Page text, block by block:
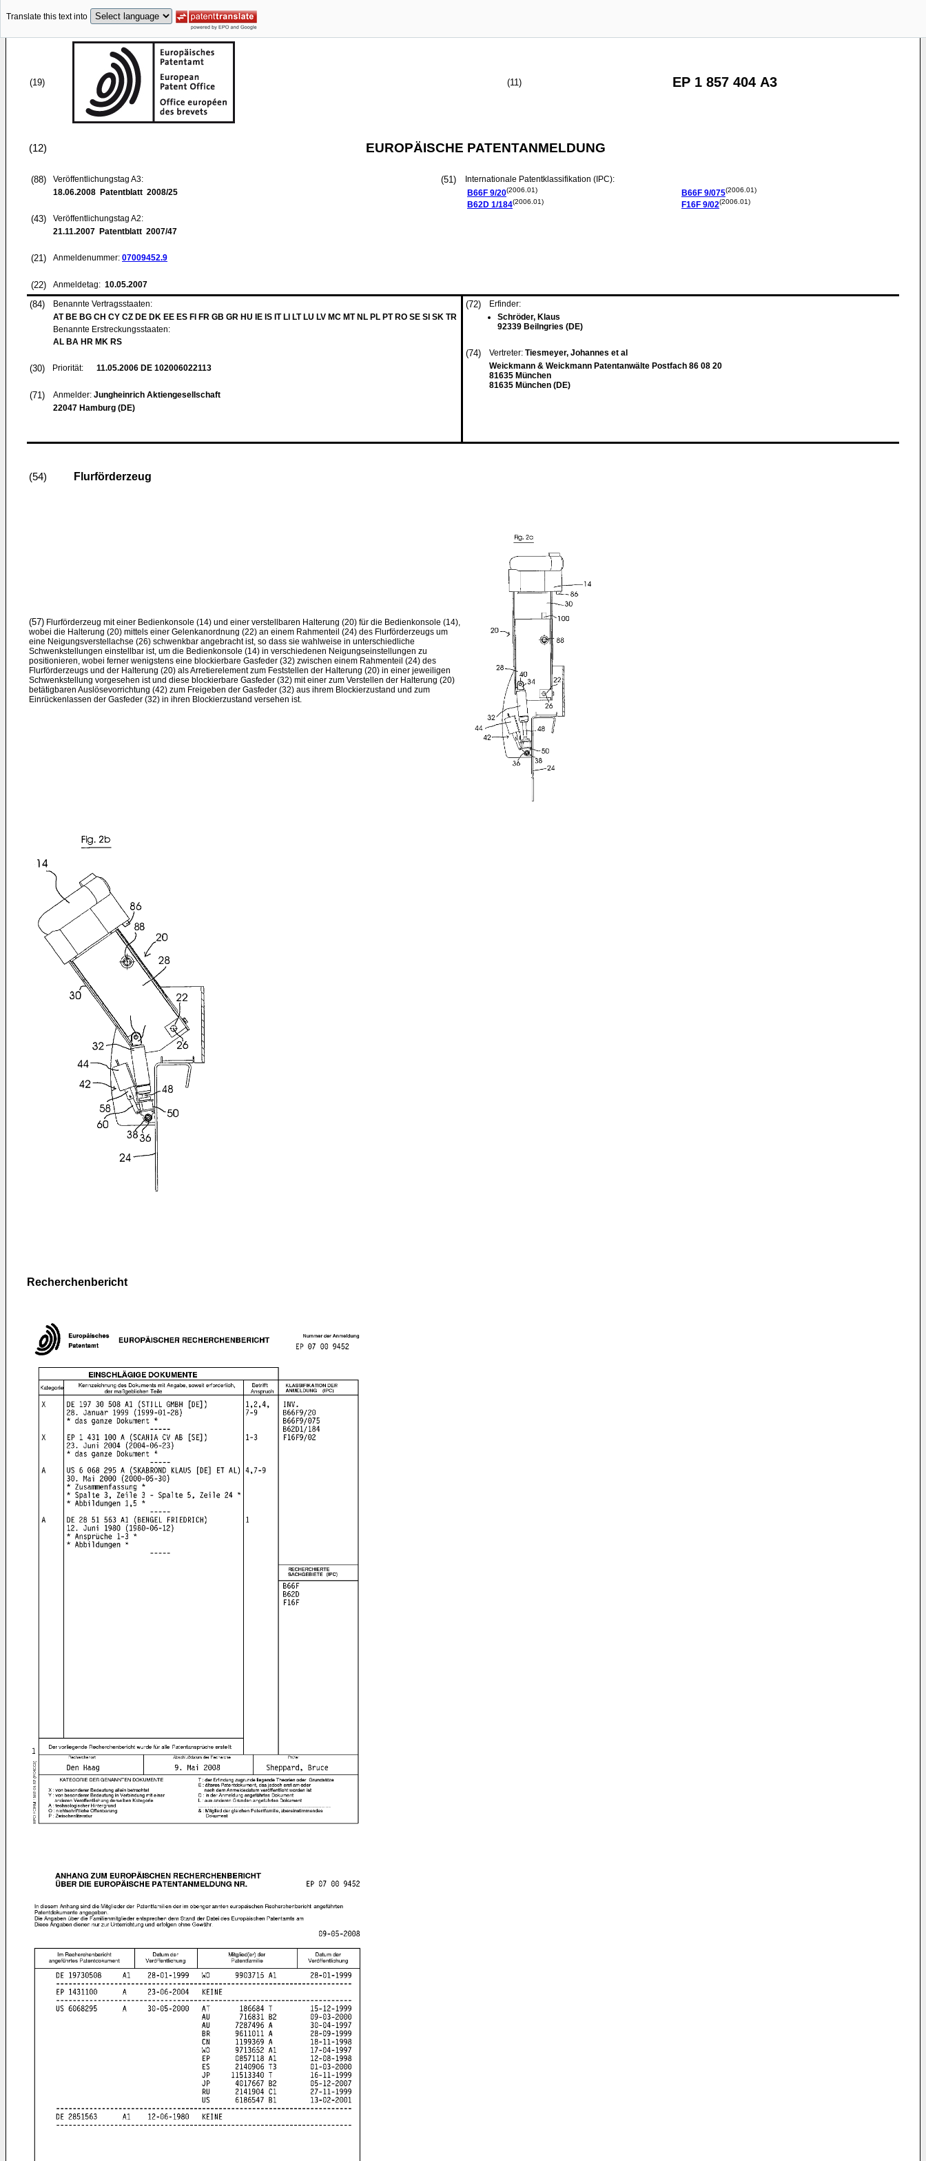
Translate this text into
(19) (11) EP 1 857 404 A3
(12) EUROPÄISCHE PATENTANMELDUNG
(88)
Veröffentlichungstag A3:
18.06.2008 Patentblatt 2008/25
(43)
Veröffentlichungstag A2:
21.11.2007 Patentblatt 2007/47
(21) Anmeldenummer: 07009452.9
(22) Anmeldetag: 10.05.2007
(51)
Internationale Patentklassifikation (IPC):
B66F 9/20(2006.01)
B62D 1/184(2006.01)
B66F 9/075(2006.01)
F16F 9/02(2006.01)
(84)
Benannte Vertragsstaaten:
AT BE BG CH CY CZ DE DK EE ES FI FR GB GR HU IE IS IT LI LT LU LV MC MT NL PL PT RO SE SI SK TR
Benannte Erstreckungsstaaten:
AL BA HR MK RS
(30) Priorität: 11.05.2006 DE 102006022113
(71) Anmelder: Jungheinrich Aktiengesellschaft
22047 Hamburg (DE)
(72)
Erfinder:
Schröder, Klaus
92339 Beilngries (DE)
(74) Vertreter: Tiesmeyer, Johannes et al
Weickmann & Weickmann Patentanwälte Postfach 86 08 20
81635 München
81635 München (DE)
(54) Flurförderzeug
(57) Flurförderzeug mit einer Bedienkonsole (14) und einer verstellbaren Halterung (20) für die Bedienkonsole (14),
wobei die Halterung (20) mittels einer Gelenkanordnung (22) an einem Rahmenteil (24) des Flurförderzeugs um
eine Neigungsverstellachse (26) schwenkbar angebracht ist, so dass sie wahlweise in unterschiedliche
Schwenkstellungen einstellbar ist, um die Bedienkonsole (14) in verschiedenen Neigungseinstellungen zu
positionieren, wobei ferner wenigstens eine blockierbare Gasfeder (32) zwischen einem Rahmenteil (24) des
Flurförderzeugs und der Halterung (20) als Arretierelement zum Feststellen der Halterung (20) in einer jeweiligen
Schwenkstellung vorgesehen ist und diese blockierbare Gasfeder (32) mit einer zum Verstellen der Halterung (20)
betätigbaren Auslösevorrichtung (42) zum Freigeben der Gasfeder (32) aus ihrem Blockierzustand und zum
Einrückenlassen der Gasfeder (32) in ihren Blockierzustand versehen ist.
Recherchenbericht